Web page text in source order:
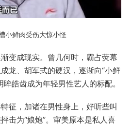
小鲜肉受伤大惊小怪
变成现实。曾几何时，霸占荧幕
龙、胡军式的硬汉，逐渐向“小鲜
皓齿成为年轻男性艺人的标配。
征，加诸在男性身上，好听些叫
击为“娘炮”。审美原本是私人喜